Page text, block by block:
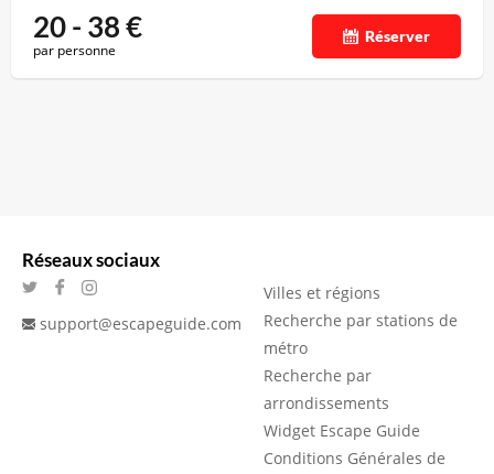
20 - 38€
par personne
Réserver
Réseaux sociaux
support@escapeguide.com
Villes et régions
Recherche par stations de
métro
Recherche par
arrondissements
Widget Escape Guide
Conditions Générales de